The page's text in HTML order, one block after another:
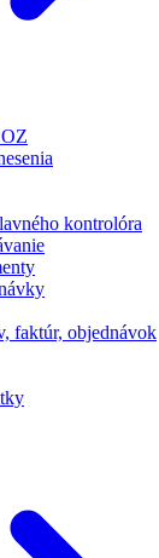
kontrolóra
faktúr, objednávok